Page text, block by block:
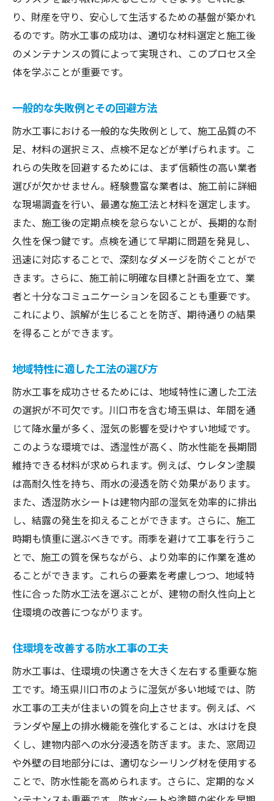
り、財産を守り、安心して生活するための基盤が築かれ
るのです。防水工事の成功は、適切な材料選定と施工後
のメンテナンスの質によって実現され、このプロセス全
体を学ぶことが重要です。
一般的な失敗例とその回避方法
防水工事における一般的な失敗例として、施工品質の不
足、材料の選択ミス、点検不足などが挙げられます。こ
れらの失敗を回避するためには、まず信頼性の高い業者
選びが欠かせません。経験豊富な業者は、施工前に詳細
な現場調査を行い、最適な施工法と材料を選定します。
また、施工後の定期点検を怠らないことが、長期的な耐
久性を保つ鍵です。点検を通じて早期に問題を発見し、
迅速に対応することで、深刻なダメージを防ぐことがで
きます。さらに、施工前に明確な目標と計画を立て、業
者と十分なコミュニケーションを図ることも重要です。
これにより、誤解が生じることを防ぎ、期待通りの結果
を得ることができます。
地域特性に適した工法の選び方
防水工事を成功させるためには、地域特性に適した工法
の選択が不可欠です。川口市を含む埼玉県は、年間を通
じて降水量が多く、湿気の影響を受けやすい地域です。
このような環境では、透湿性が高く、防水性能を長期間
維持できる材料が求められます。例えば、ウレタン塗膜
は高耐久性を持ち、雨水の浸透を防ぐ効果があります。
また、透湿防水シートは建物内部の湿気を効率的に排出
し、結露の発生を抑えることができます。さらに、施工
時期も慎重に選ぶべきです。雨季を避けて工事を行うこ
とで、施工の質を保ちながら、より効率的に作業を進め
ることができます。これらの要素を考慮しつつ、地域特
性に合った防水工法を選ぶことが、建物の耐久性向上と
住環境の改善につながります。
住環境を改善する防水工事の工夫
防水工事は、住環境の快適さを大きく左右する重要な施
工です。埼玉県川口市のように湿気が多い地域では、防
水工事の工夫が住まいの質を向上させます。例えば、ベ
ランダや屋上の排水機能を強化することは、水はけを良
くし、建物内部への水分浸透を防ぎます。また、窓周辺
や外壁の目地部分には、適切なシーリング材を使用する
ことで、防水性能を高められます。さらに、定期的なメ